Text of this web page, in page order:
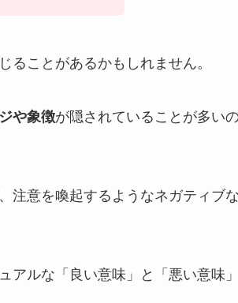
ることがあるかもしれません。
や象徴が隠されていることが多い
注意を喚起するようなネガティブな
ルな「良い意味」と「悪い意味」